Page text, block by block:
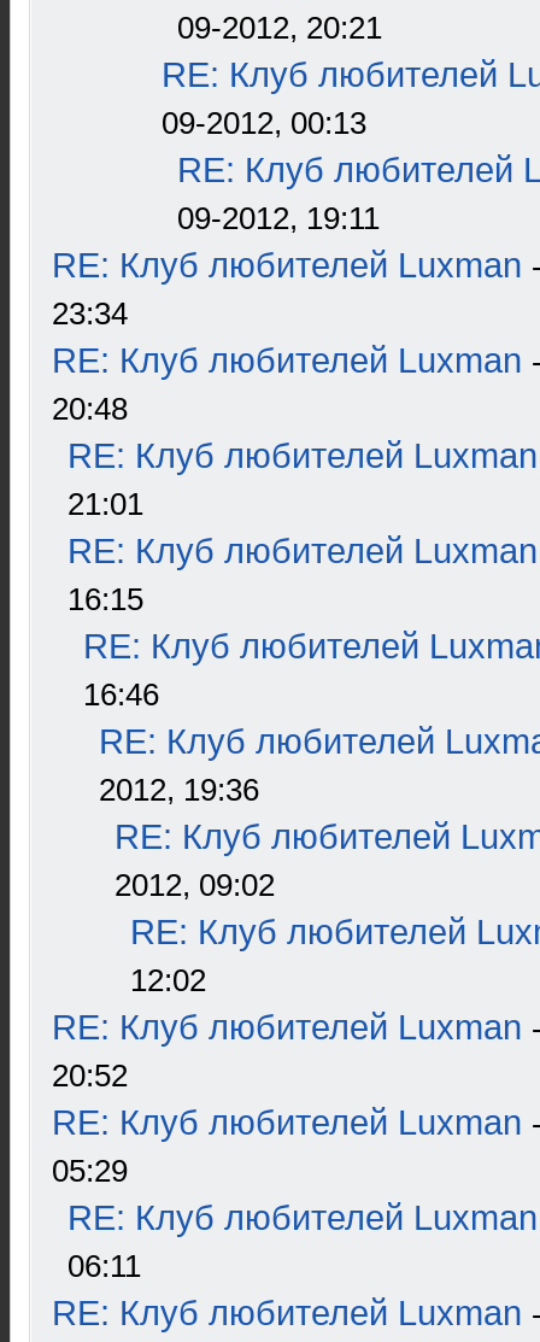
09-2012, 20:21
RE: Клуб любителей
09-2012, 00:13
RE: Клуб любителей
09-2012, 19:11
RE: Клуб любителей Luxman
23:34
RE: Клуб любителей Luxman
20:48
RE: Клуб любителей Luxman
21:01
RE: Клуб любителей Luxman
16:15
RE: Клуб любителей
16:46
RE: Клуб любителей
2012, 19:36
RE: Клуб любителей
2012, 09:02
RE: Клуб любителей
12:02
RE: Клуб любителей Luxman
20:52
RE: Клуб любителей Luxman
05:29
RE: Клуб любителей Luxman
06:11
RE: Клуб любителей Luxman